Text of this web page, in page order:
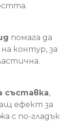
помага да
контур, за
съставка,
ефект за
с по-гладък